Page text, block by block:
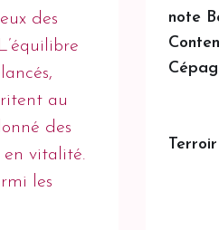
des
au
des
en vitalité.
les
note